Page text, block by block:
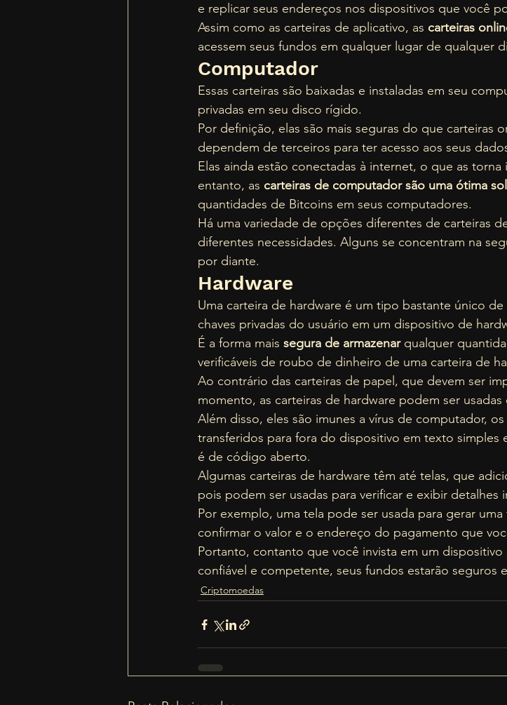
e replicar seus endereços nos dispositivos que você
Assim como as carteiras de aplicativo, as carteiras
acessem seus fundos em qualquer lugar de qualquer
Computador
Essas carteiras são baixadas e instaladas em seu
privadas em seu disco rígido.
Por definição, elas são mais seguras do que carteiras
dependem de terceiros para ter acesso aos seus
Elas ainda estão conectadas à internet, o que as
entanto, as carteiras de computador são uma ótima
quantidades de Bitcoins em seus computadores.
Há uma variedade de opções diferentes de carteiras
diferentes necessidades. Alguns se concentram na
por diante.
Hardware
Uma carteira de hardware é um tipo bastante único
chaves privadas do usuário em um dispositivo de
É a forma mais segura de armazenar qualquer
verificáveis de roubo de dinheiro de uma carteira de
Ao contrário das carteiras de papel, que devem ser
momento, as carteiras de hardware podem ser
Além disso, eles são imunes a vírus de computador,
transferidos para fora do dispositivo em texto simples
é de código aberto.
Algumas carteiras de hardware têm até telas, que
pois podem ser usadas para verificar e exibir detalhes
Por exemplo, uma tela pode ser usada para gerar
confirmar o valor e o endereço do pagamento que
Portanto, contanto que você invista em um
confiável e competente, seus fundos estarão seguros
Criptomoedas